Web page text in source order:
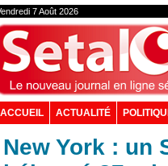
7 Août 2026
ACCUEIL ACTUALITÉ
New York : un